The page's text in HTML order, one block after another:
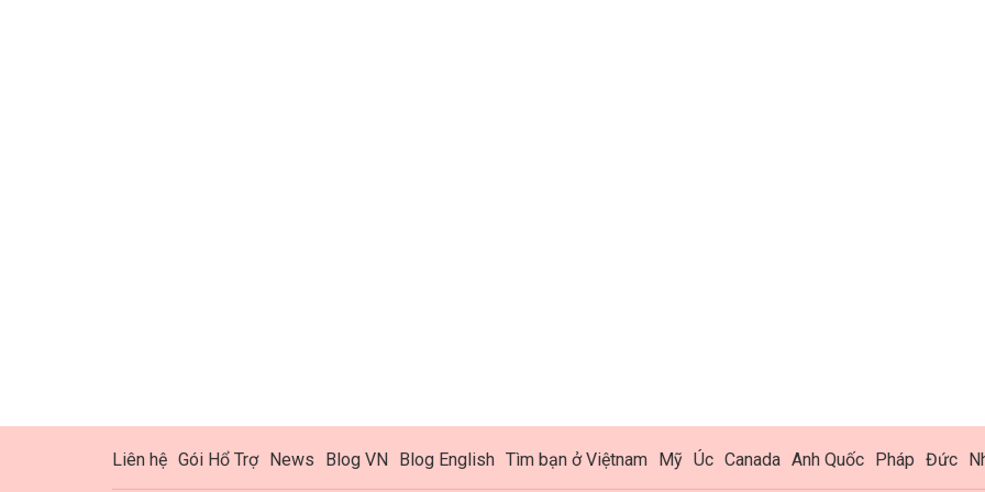
Liên hệ Gói Hổ Trợ News Blog VN Blog English Tìm bạn ở Việtnam Mỹ Úc Canada Anh Quốc Pháp Đức